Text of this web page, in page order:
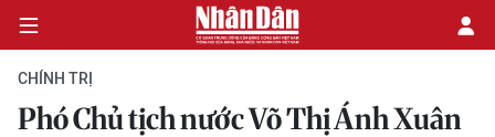
CHÍNH TRỊ
Phó Chủ tịch nước Võ Thị Ánh Xuân